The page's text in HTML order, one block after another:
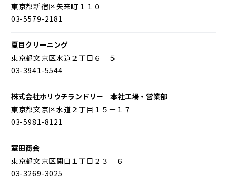
東京都新宿区矢来町１１０
03-5579-2181
夏目クリーニング
東京都文京区水道２丁目６－５
03-3941-5544
株式会社ホリウチランドリー 本社工場・営業部
東京都文京区水道２丁目１５－１７
03-5981-8121
室田商会
東京都文京区関口１丁目２３－６
03-3269-3025